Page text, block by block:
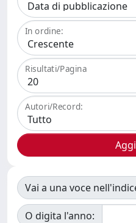
In ordine:
Risultati/Pagina
Autori/Record:
Vai a una voce
O digita l'anno: